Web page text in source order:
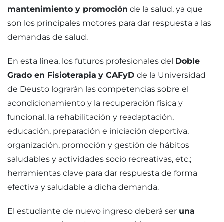
mantenimiento y promoción de la salud, ya que
son los principales motores para dar respuesta a las
demandas de salud.
En esta línea, los futuros profesionales del Doble
Grado en Fisioterapia y CAFyD de la Universidad
de Deusto lograrán las competencias sobre el
acondicionamiento y la recuperación física y
funcional, la rehabilitación y readaptación,
educación, preparación e iniciación deportiva,
organización, promoción y gestión de hábitos
saludables y actividades socio recreativas, etc.;
herramientas clave para dar respuesta de forma
efectiva y saludable a dicha demanda.
El estudiante de nuevo ingreso deberá ser una